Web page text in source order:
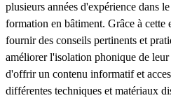
plusieurs années d'expérience dans
formation en bâtiment. Grâce à cette
fournir des conseils pertinents et
améliorer l'isolation phonique de
d'offrir un contenu informatif et
différentes techniques et matériaux